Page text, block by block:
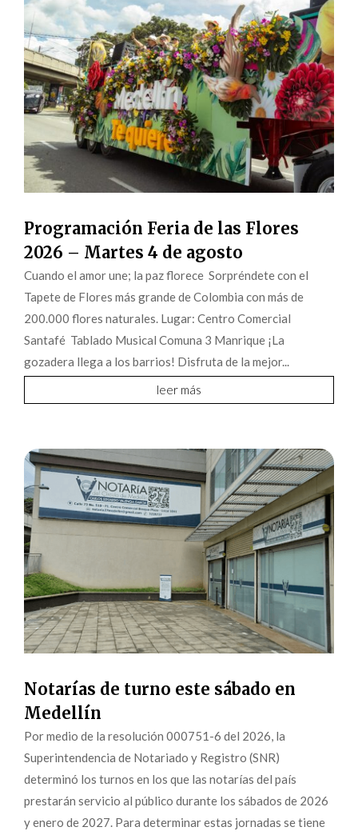
Programación Feria de las Flores
2026 – Martes 4 de agosto
Cuando el amor une; la paz florece Sorpréndete con el
Tapete de Flores más grande de Colombia con más de
200.000 flores naturales. Lugar: Centro Comercial
Santafé Tablado Musical Comuna 3 Manrique ¡La
gozadera llega a los barrios! Disfruta de la mejor...
leer más
Notarías de turno este sábado en
Medellín
Por medio de la resolución 000751-6 del 2026, la
Superintendencia de Notariado y Registro (SNR)
determinó los turnos en los que las notarías del país
prestarán servicio al público durante los sábados de 2026
y enero de 2027. Para determinar estas jornadas se tiene